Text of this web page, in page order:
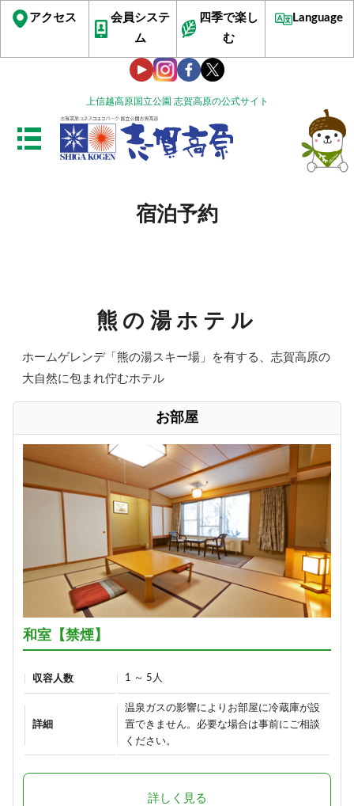
上信越高原国立公園 志賀高原の公式サイト
アクセス
会員システ
ム
四季で楽し
む
Language
宿泊予約
熊の湯ホテル
ホームゲレンデ「熊の湯スキー場」を有する、志賀高原の
大自然に包まれ佇むホテル
お部屋
和室【禁煙】
収容人数 1 ～ 5人
詳細
温泉ガスの影響によりお部屋に冷蔵庫が設
置できません。必要な場合は事前にご相談
ください。
詳しく見る